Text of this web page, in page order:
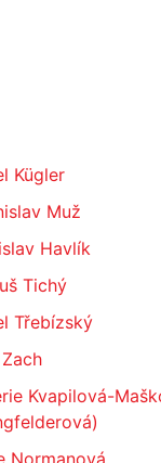
Kügler
Muž
Havlík
Tichý
Třebízský
Kvapilová-
Normanová